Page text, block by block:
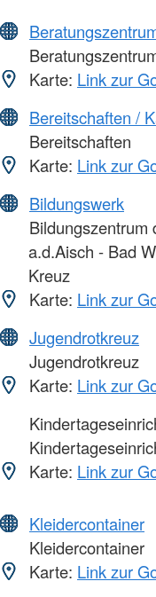
Karte: Link zur
Bereitschaften /
Bereitschaften
Karte: Link zur
Bildungswerk
Bildungszentrum
a.d.Aisch - Bad
Kreuz
Karte: Link zur
Jugendrotkreuz
Jugendrotkreuz
Karte: Link zur
Karte: Link zur
Kleidercontainer
Kleidercontainer
Karte: Link zur